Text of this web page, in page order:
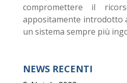
compromettere il
appositamente introdotto
un sistema sempre più
NEWS RECENTI